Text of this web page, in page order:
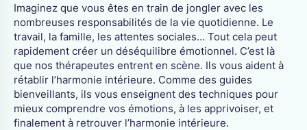
Imaginez que vous êtes en train de jongler avec les
nombreuses responsabilités de la vie quotidienne. Le
travail, la famille, les attentes sociales… Tout cela peut
rapidement créer un déséquilibre émotionnel. C’est là
que nos thérapeutes entrent en scène. Ils vous aident à
rétablir l’harmonie intérieure. Comme des guides
bienveillants, ils vous enseignent des techniques pour
mieux comprendre vos émotions, à les apprivoiser, et
finalement à retrouver l’harmonie intérieure.